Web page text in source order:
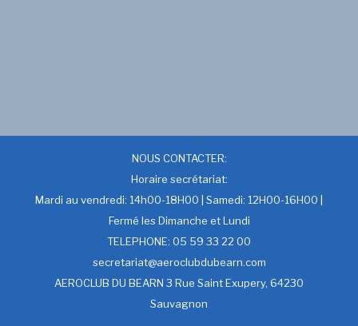
NOUS CONTACTER:
Horaire secrétariat:
Mardi au vendredi: 14h00-18H00 | Samedi: 12H00-16H00 |
Fermé les Dimanche et Lundi
TELEPHONE: 05 59 33 22 00
secretariat@aeroclubdubearn.com
AEROCLUB DU BEARN 3 Rue Saint Exupery, 64230
Sauvagnon